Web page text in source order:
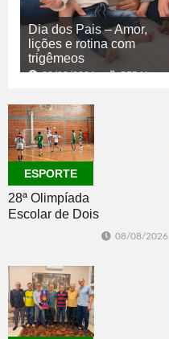
Dia dos Pais – Amor,
lições e rotina com
trigêmeos
08/08/2026 GERAL
ESPORTE
28ª Olimpíada
Escolar de Dois
08/08/2026